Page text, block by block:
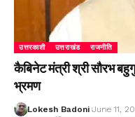
उत्तरकाशी उत्तराखंड राजनीति
कैबिनेट मंत्री श्री सौरभ
भ्रमण
Lokesh Badoni June 11,